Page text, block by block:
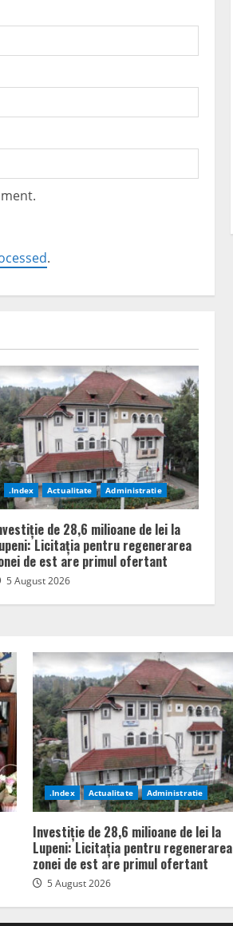
.
.Index Actualitate Administratie
de 28,6 milioane de lei la
Licitația pentru regenerarea
de est are primul ofertant
5 August 2026
.Index Actualitate Administratie
Investiție de 28,6 milioane de lei la
Lupeni: Licitația pentru regenerarea
zonei de est are primul ofertant
5 August 2026